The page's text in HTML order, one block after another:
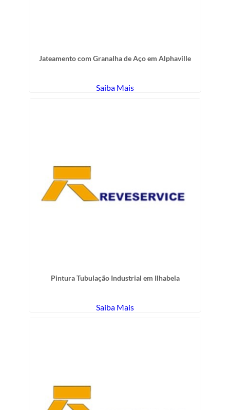
Jateamento com Granalha de Aço em Alphaville
Saiba Mais
Pintura Tubulação Industrial em Ilhabela
Saiba Mais